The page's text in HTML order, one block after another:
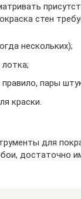
стен
нескольких);
правило, пары
краски.
для
достаточно